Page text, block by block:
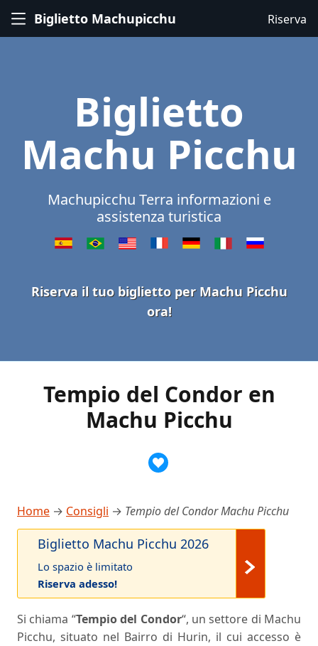
Biglietto Machupicchu Riserva
Biglietto
Machu Picchu
Machupicchu Terra informazioni e
assistenza turistica
Riserva il tuo biglietto per Machu Picchu
ora!
Tempio del Condor en
Machu Picchu
Home → Consigli → Tempio del Condor Machu Picchu
Biglietto Machu Picchu 2026
Lo spazio è limitato
Riserva adesso!
Si chiama “Tempio del Condor“, un settore di Machu
Picchu, situato nel Bairro di Hurin, il cui accesso è